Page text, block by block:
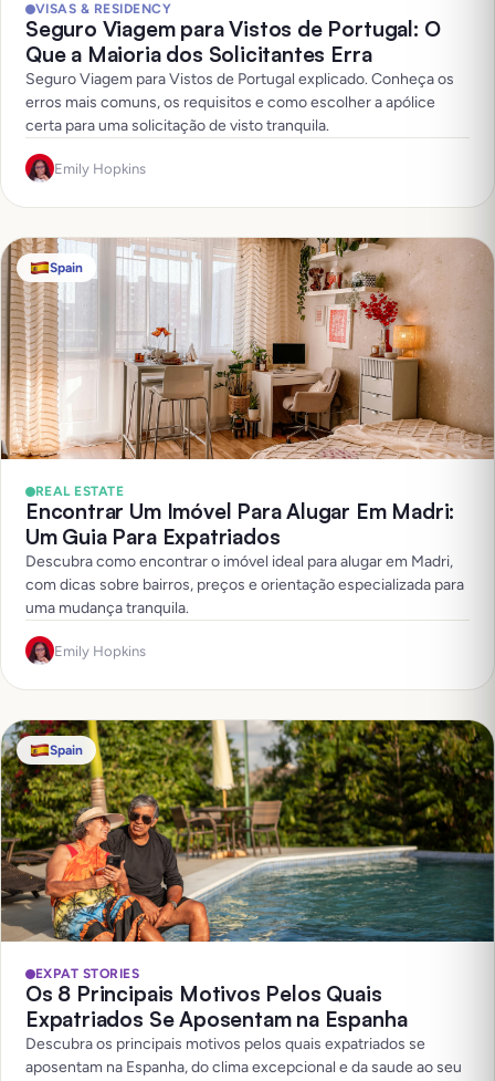
VISAS & RESIDENCY
Seguro Viagem para Vistos de Portugal: O
Que a Maioria dos Solicitantes Erra
Seguro Viagem para Vistos de Portugal explicado. Conheça os
erros mais comuns, os requisitos e como escolher a apólice
certa para uma solicitação de visto tranquila.
Emily Hopkins
Spain
REAL ESTATE
Encontrar Um Imóvel Para Alugar Em Madri:
Um Guia Para Expatriados
Descubra como encontrar o imóvel ideal para alugar em Madri,
com dicas sobre bairros, preços e orientação especializada para
uma mudança tranquila.
Emily Hopkins
Spain
EXPAT STORIES
Os 8 Principais Motivos Pelos Quais
Expatriados Se Aposentam na Espanha
Descubra os principais motivos pelos quais expatriados se
aposentam na Espanha, do clima excepcional e da saude ao seu